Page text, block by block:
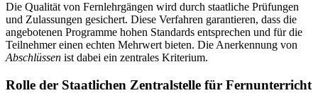
Die Qualität von Fernlehrgängen wird durch staatliche Prüfungen
und Zulassungen gesichert. Diese Verfahren garantieren, dass die
angebotenen Programme hohen Standards entsprechen und für die
Teilnehmer einen echten Mehrwert bieten. Die Anerkennung von
Abschlüssen ist dabei ein zentrales Kriterium.
Rolle der Staatlichen Zentralstelle für Fernunterricht